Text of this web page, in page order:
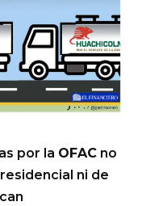
por la OFAC no
ni de